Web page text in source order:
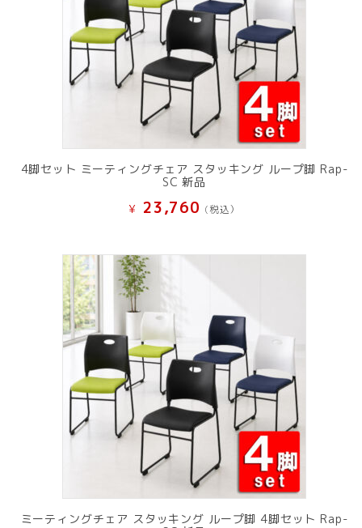
4脚セット ミーティングチェア スタッキング ループ脚 Rap-
SC 新品
¥ 23,760 (税込）
ミーティングチェア スタッキング ループ脚 4脚セット Rap-